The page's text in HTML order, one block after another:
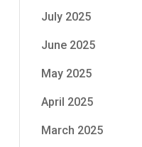
July 2025
June 2025
May 2025
April 2025
March 2025